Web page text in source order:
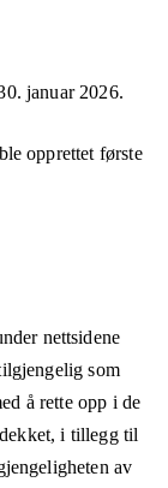
januar 2026.
opprettet første
nettsidene
som
å rette opp i de
i tillegg til
av